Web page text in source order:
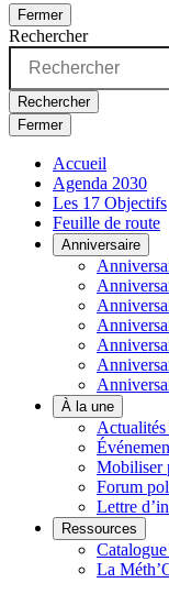
Fermer
Rechercher
Rechercher
Fermer
Accueil
Agenda 2030
Les 17 Objectifs
Feuille de route
Anniversaire
À la une
Mobiliser
Forum
Lettre
Ressources
Catalogue
La